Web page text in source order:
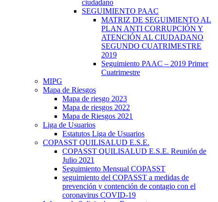
ciudadano
SEGUIMIENTO PAAC
MATRIZ DE SEGUIMIENTO AL
PLAN ANTI CORRUPCIÓN Y
ATENCIÓN AL CIUDADANO
SEGUNDO CUATRIMESTRE
2019
Seguimiento PAAC – 2019 Primer
Cuatrimestre
MIPG
Mapa de Riesgos
Mapa de riesgo 2023
Mapa de riesgos 2022
Mapa de Riesgos 2021
Liga de Usuarios
Estatutos Liga de Usuarios
COPASST QUILISALUD E.S.E.
COPASST QUILISALUD E.S.E. Reunión de
Julio 2021
Seguimiento Mensual COPASST
seguimiento del COPASST a medidas de
prevención y contención de contagio con el
coronavirus COVID-19